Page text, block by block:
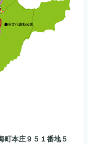
本庄９５１番地５